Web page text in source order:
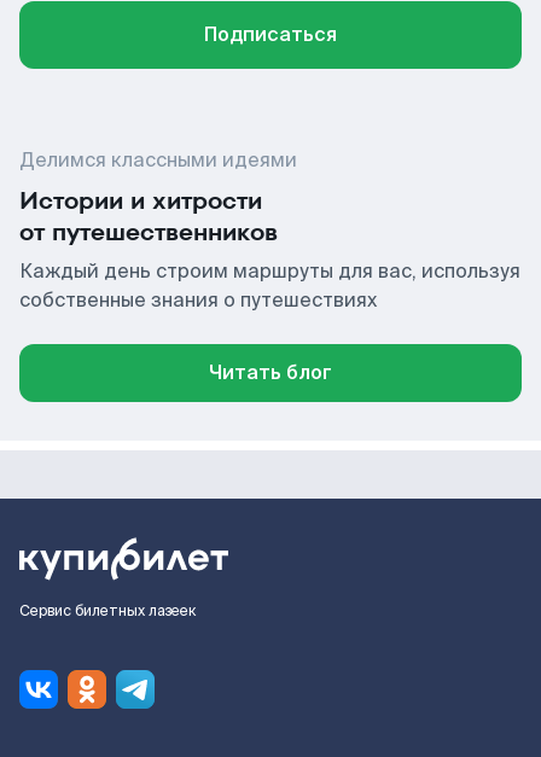
Подписаться
Делимся классными идеями
Истории и хитрости
от путешественников
Каждый день строим маршруты для вас, используя
собственные знания о путешествиях
Читать блог
Сервис билетных лазеек